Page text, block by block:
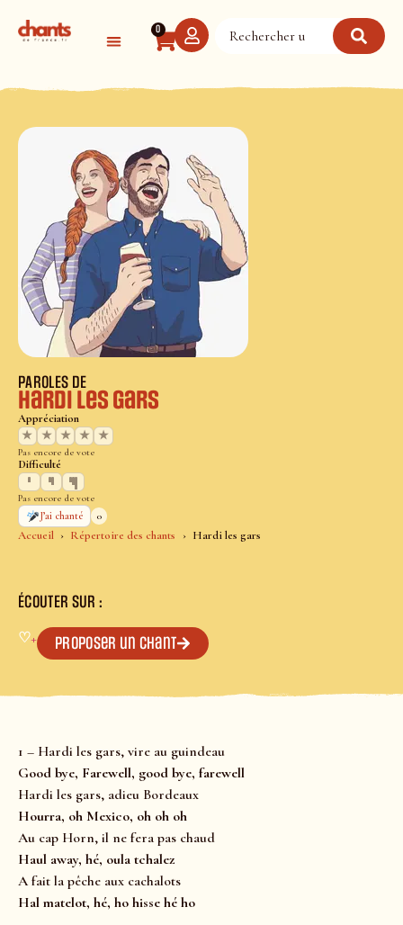
0
Accueil Répertoire des chants Hardi les gars
PAROLES DE
Hardi les gars
Appréciation
★
★ ★ ★ ★
Pas encore de vote
Difficulté
Pas encore de vote
J’ai chanté
0
ÉCOUTER SUR :
♡+ Proposer un chant
1 – Hardi les gars, vire au guindeau
Good bye, Farewell, good bye, farewell
Hardi les gars, adieu Bordeaux
Hourra, oh Mexico, oh oh oh
Au cap Horn, il ne fera pas chaud
Haul away, hé, oula tchalez
A fait la pêche aux cachalots
Hal matelot, hé, ho hisse hé ho